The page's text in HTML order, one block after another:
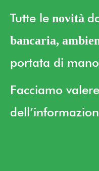
Tutte le novità
bancaria,
portata di
Facciamo